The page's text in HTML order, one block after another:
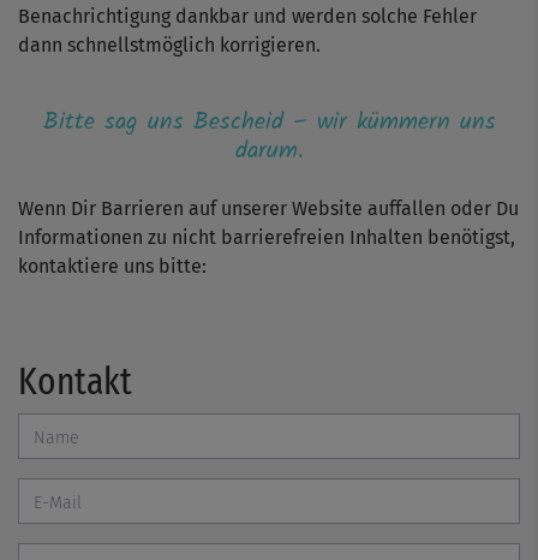
Benachrichtigung dankbar und werden solche Fehler
dann schnellstmöglich korrigieren.
Bitte sag uns Bescheid – wir kümmern uns
darum.
Wenn Dir Barrieren auf unserer Website auffallen oder Du
Informationen zu nicht barrierefreien Inhalten benötigst,
kontaktiere uns bitte:
Kontakt